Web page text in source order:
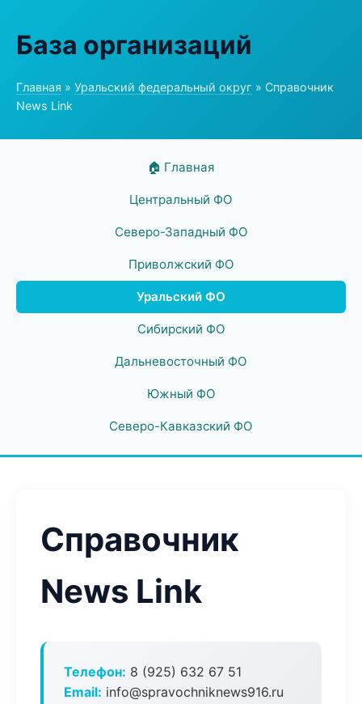
База организаций
Главная » Уральский федеральный округ » Справочник
News Link
🏠 Главная
Центральный ФО
Северо-Западный ФО
Приволжский ФО
Уральский ФО
Сибирский ФО
Дальневосточный ФО
Южный ФО
Северо-Кавказский ФО
Справочник
News Link
Телефон: 8 (925) 632 67 51
Email: info@spravochniknews916.ru